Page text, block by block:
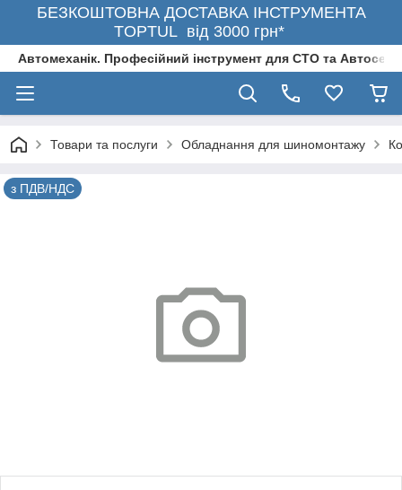
БЕЗКОШТОВНА ДОСТАВКА ІНСТРУМЕНТА
TOPTUL від 3000 грн*
Автомеханік. Професійний інструмент для СТО та
Товари та послуги Обладнання для шиномонтажу
з ПДВ/НДС